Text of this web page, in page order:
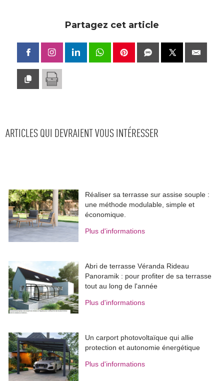
Partagez cet article
ARTICLES QUI DEVRAIENT VOUS INTÉRESSER
Réaliser sa terrasse sur assise souple :
une méthode modulable, simple et
économique.
Plus d'informations
Abri de terrasse Véranda Rideau
Panoramik : pour profiter de sa terrasse
tout au long de l'année
Plus d'informations
Un carport photovoltaïque qui allie
protection et autonomie énergétique
Plus d'informations